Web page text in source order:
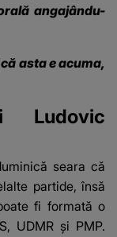
angajându-
asta e acuma,
Ludovic
seara că
partide, însă
fi formată o
UDMR şi PMP.